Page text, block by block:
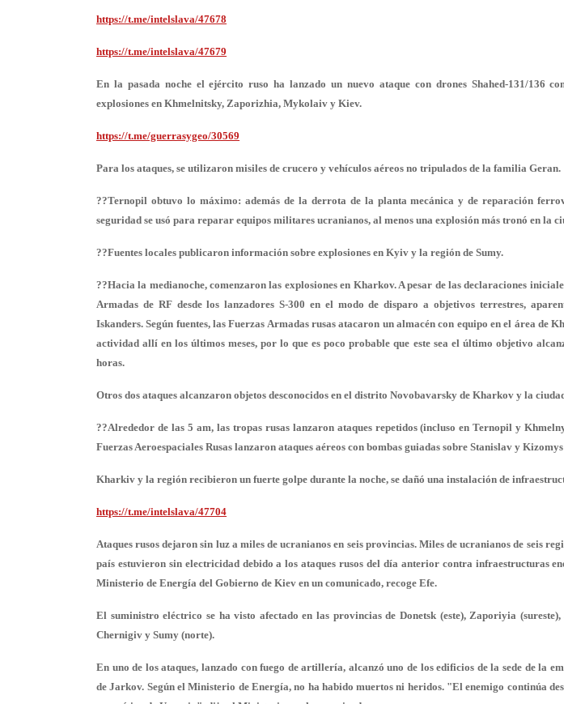
https://t.me/intelslava/47678
https://t.me/intelslava/47679
En la pasada noche el ejército ruso ha lanzado un nuevo ataque con drones Shahed-131/136
explosiones en Khmelnitsky, Zaporizhia, Mykolaiv y Kiev.
https://t.me/guerrasygeo/30569
Para los ataques, se utilizaron misiles de crucero y vehículos aéreos no tripulados de la familia Geran.
??Ternopil obtuvo lo máximo: además de la derrota de la planta mecánica y de reparación
seguridad se usó para reparar equipos militares ucranianos, al menos una explosión más tronó en la
??Fuentes locales publicaron información sobre explosiones en Kyiv y la región de Sumy.
??Hacia la medianoche, comenzaron las explosiones en Kharkov. A pesar de las declaraciones
Armadas de RF desde los lanzadores S-300 en el modo de disparo a objetivos terrestres,
Iskanders. Según fuentes, las Fuerzas Armadas rusas atacaron un almacén con equipo en el área de
actividad allí en los últimos meses, por lo que es poco probable que este sea el último objetivo
horas.
Otros dos ataques alcanzaron objetos desconocidos en el distrito Novobavarsky de Kharkov y la
??Alrededor de las 5 am, las tropas rusas lanzaron ataques repetidos (incluso en Ternopil y
Fuerzas Aeroespaciales Rusas lanzaron ataques aéreos con bombas guiadas sobre Stanislav y
Kharkiv y la región recibieron un fuerte golpe durante la noche, se dañó una instalación de
https://t.me/intelslava/47704
Ataques rusos dejaron sin luz a miles de ucranianos en seis provincias. Miles de ucranianos de seis
país estuvieron sin electricidad debido a los ataques rusos del día anterior contra infraestructuras
Ministerio de Energía del Gobierno de Kiev en un comunicado, recoge Efe.
El suministro eléctrico se ha visto afectado en las provincias de Donetsk (este), Zaporiyia
Chernigiv y Sumy (norte).
En uno de los ataques, lanzado con fuego de artillería, alcanzó uno de los edificios de la sede de la
de Jarkov. Según el Ministerio de Energía, no ha habido muertos ni heridos. "El enemigo continúa